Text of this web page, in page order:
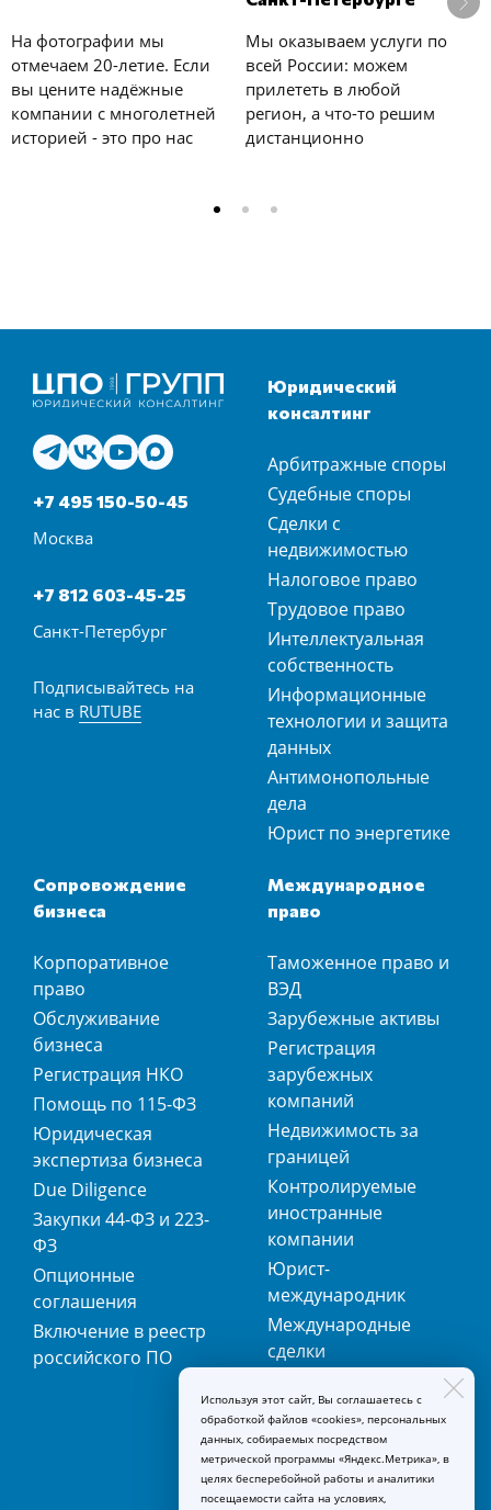
На фотографии мы
отмечаем 20-летие. Если
вы цените надёжные
компании с многолетней
историей - это про нас
Мы оказываем услуги по
всей России: можем
прилететь в любой
регион, а что-то решим
дистанционно
+7 495 150-50-45
Москва
+7 812 603-45-25
Санкт-Петербург
Подписывайтесь на
нас в RUTUBE
Юридический
консалтинг
Арбитражные споры
Судебные споры
Сделки с
недвижимостью
Налоговое право
Трудовое право
Интеллектуальная
собственность
Информационные
технологии и защита
данных
Антимонопольные
дела
Юрист по энергетике
Сопровождение
бизнеса
Корпоративное
право
Обслуживание
бизнеса
Регистрация НКО
Помощь по 115-ФЗ
Юридическая
экспертиза бизнеса
Due Diligence
Закупки 44-ФЗ и 223-
ФЗ
Опционные
соглашения
Включение в реестр
российского ПО
Международное
право
Таможенное право и
ВЭД
Зарубежные активы
Регистрация
зарубежных
компаний
Недвижимость за
границей
Контролируемые
иностранные
компании
Юрист-
международник
Международные
сделки
регистрация
товарных знаков
Используя этот сайт, Вы соглашаетесь с
обработкой файлов «cookies», персональных
данных, собираемых посредством
метрической программы «Яндекс.Метрика», в
целях бесперебойной работы и аналитики
посещаемости сайта на условиях,